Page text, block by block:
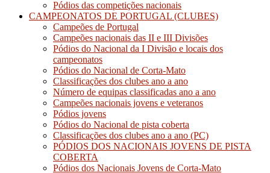
Pódios das competições nacionais
CAMPEONATOS DE PORTUGAL (CLUBES)
Campeões de Portugal
Campeões nacionais das II e III Divisões
Pódios do Nacional da I Divisão e locais dos
campeonatos
Pódios do Nacional de Corta-Mato
Classificações dos clubes ano a ano
Número de equipas classificadas ano a ano
Campeões nacionais jovens e veteranos
Pódios jovens
Pódios do Nacional de pista coberta
Classificações dos clubes ano a ano (PC)
PÓDIOS DOS NACIONAIS JOVENS DE PISTA
COBERTA
Pódios dos Nacionais Jovens de Corta-Mato